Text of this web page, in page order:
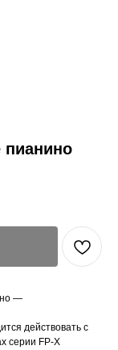
пианино
―
действовать с
серии FP-X